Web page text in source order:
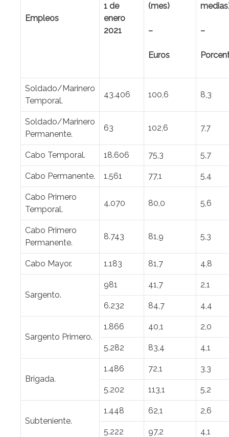
Empleos
1 de
enero
2021
(mes)
–
Euros
–
Soldado/Marinero
Temporal.
43.406 100,6 8,3
Soldado/Marinero
Permanente.
63 102,6 7,7
Cabo Temporal. 18.606 75,3 5,7
Cabo Permanente. 1.561 77,1 5,4
Cabo Primero
Temporal.
4.070 80,0 5,6
Cabo Primero
Permanente.
8.743 81,9 5,3
Cabo Mayor. 1.183 81,7 4,8
Sargento.
981 41,7 2,1
6.232 84,7 4,4
Sargento Primero.
1.866 40,1 2,0
5.282 83,4 4,1
Brigada.
1.486 72,1 3,3
5.202 113,1 5,2
Subteniente.
1.448 62,1 2,6
5.222 97,2 4,1